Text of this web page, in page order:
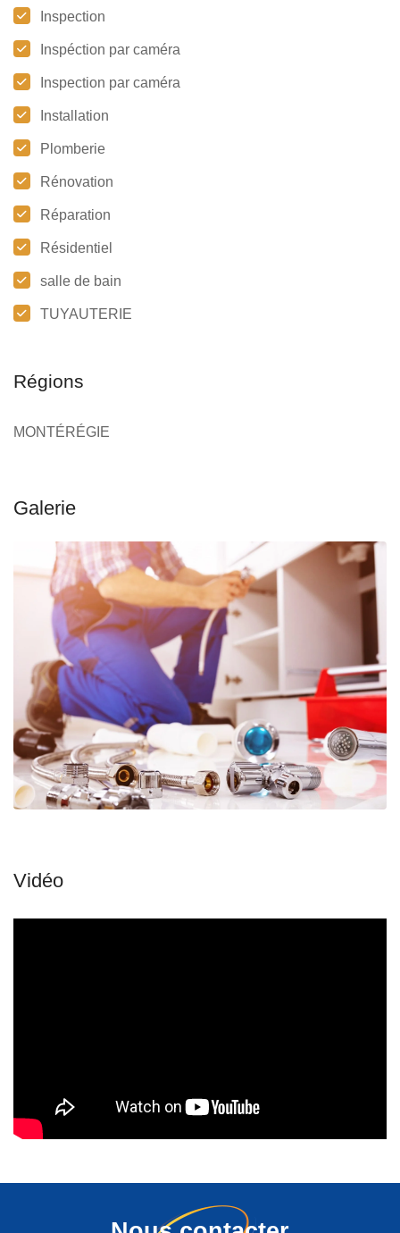
Inspection
Inspéction par caméra
Inspection par caméra
Installation
Plomberie
Rénovation
Réparation
Résidentiel
salle de bain
TUYAUTERIE
Régions
MONTÉRÉGIE